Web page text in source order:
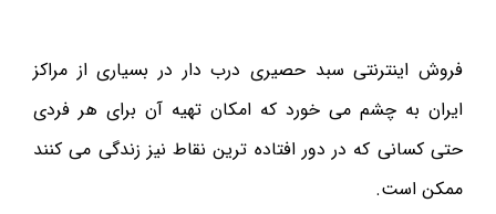
فروش اینترنتی سبد حصیری درب دار در بسیاری از مراکز
ایران به چشم می خورد که امکان تهیه آن برای هر فردی
حتی کسانی که در دور افتاده ترین نقاط نیز زندگی می کنند
ممکن است.